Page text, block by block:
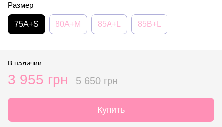
Размер
75A+S 80A+M 85A+L 85B+L
В наличии
3 955 грн 5 650 грн
Купить